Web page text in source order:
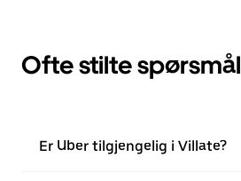
Ofte stilte spørsmål
Er Uber tilgjengelig i Villate?